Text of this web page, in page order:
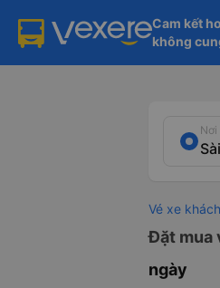
Cam kết
không
Vé xe khách
Đặt mua
ngày